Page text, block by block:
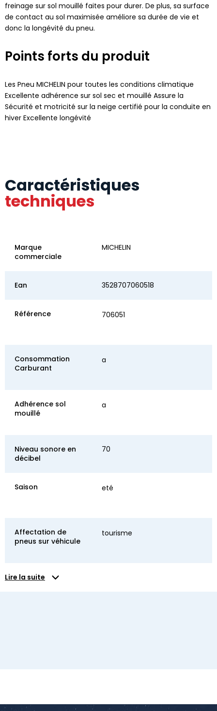
freinage sur sol mouillé faites pour durer. De plus, sa surface
de contact au sol maximisée améliore sa durée de vie et
donc la longévité du pneu.
Points forts du produit
Les Pneu MICHELIN pour toutes les conditions climatique
Excellente adhérence sur sol sec et mouillé Assure la
Sécurité et motricité sur la neige certifié pour la conduite en
hiver Excellente longévité
Caractéristiques
techniques
Marque
commerciale
MICHELIN
Ean 3528707060518
Référence 706051
Consommation
Carburant
a
Adhérence sol
mouillé
a
Niveau sonore en
décibel
70
Saison eté
Affectation de
pneus sur véhicule
tourisme
Lire la suite